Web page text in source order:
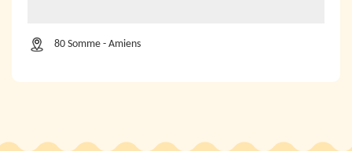
80 Somme - Amiens